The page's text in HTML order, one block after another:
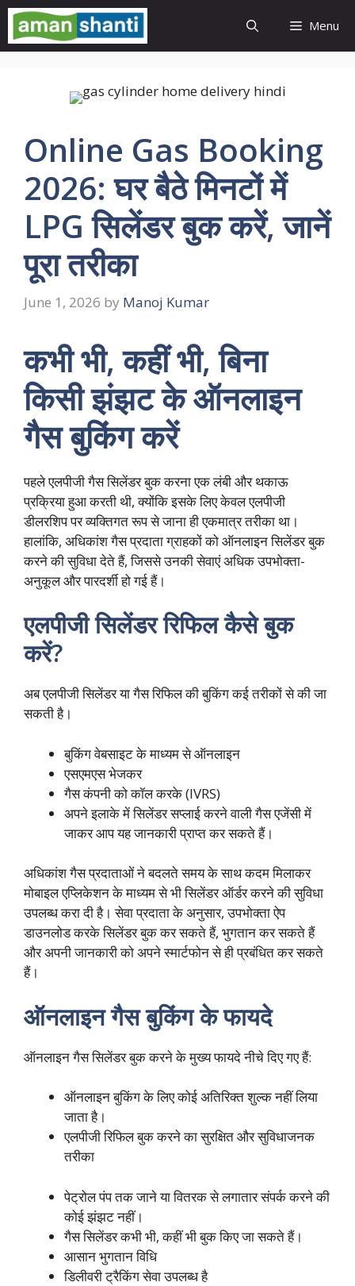
Skip
content
Menu
Online Gas Booking
2026: घर बैठे मिनटों में
LPG सिलेंडर बुक करें, जानें
पूरा तरीका
June 1, 2026 by Manoj Kumar
कभी भी, कहीं भी, बिना
किसी झंझट के ऑनलाइन
गैस बुकिंग करें
पहले एलपीजी गैस सिलेंडर बुक करना एक लंबी और थकाऊ
प्रक्रिया हुआ करती थी, क्योंकि इसके लिए केवल एलपीजी
डीलरशिप पर व्यक्तिगत रूप से जाना ही एकमात्र तरीका था।
हालांकि, अधिकांश गैस प्रदाता ग्राहकों को ऑनलाइन सिलेंडर बुक
करने की सुविधा देते हैं, जिससे उनकी सेवाएं अधिक उपभोक्ता-
अनुकूल और पारदर्शी हो गई हैं।
एलपीजी सिलेंडर रिफिल कैसे बुक
करें?
अब एलपीजी सिलेंडर या गैस रिफिल की बुकिंग कई तरीकों से की जा
सकती है।
बुकिंग वेबसाइट के माध्यम से ऑनलाइन
एसएमएस भेजकर
गैस कंपनी को कॉल करके (IVRS)
अपने इलाके में सिलेंडर सप्लाई करने वाली गैस एजेंसी में
जाकर आप यह जानकारी प्राप्त कर सकते हैं।
अधिकांश गैस प्रदाताओं ने बदलते समय के साथ कदम मिलाकर
मोबाइल एप्लिकेशन के माध्यम से भी सिलेंडर ऑर्डर करने की सुविधा
उपलब्ध करा दी है। सेवा प्रदाता के अनुसार, उपभोक्ता ऐप
डाउनलोड करके सिलेंडर बुक कर सकते हैं, भुगतान कर सकते हैं
और अपनी जानकारी को अपने स्मार्टफोन से ही प्रबंधित कर सकते
हैं।
ऑनलाइन गैस बुकिंग के फायदे
ऑनलाइन गैस सिलेंडर बुक करने के मुख्य फायदे नीचे दिए गए हैं:
ऑनलाइन बुकिंग के लिए कोई अतिरिक्त शुल्क नहीं लिया
जाता है।
एलपीजी रिफिल बुक करने का सुरक्षित और सुविधाजनक
तरीका
पेट्रोल पंप तक जाने या वितरक से लगातार संपर्क करने की
कोई झंझट नहीं।
गैस सिलेंडर कभी भी, कहीं भी बुक किए जा सकते हैं।
आसान भुगतान विधि
डिलीवरी ट्रैकिंग सेवा उपलब्ध है